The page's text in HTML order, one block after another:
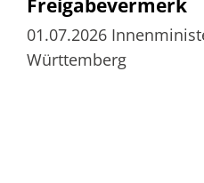
01.07.2026
Württemberg